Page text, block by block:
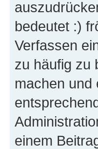
bedeutet :)
Verfassen
zu häufig zu
machen und
einem